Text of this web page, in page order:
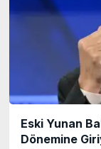
Eski Yunan
Dönemine